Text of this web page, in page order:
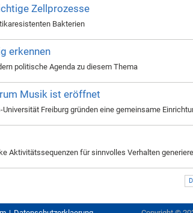
Zellprozesse
Bakterien
erkennen
politische Agenda zu diesem Thema
Musik ist eröffnet
Freiburg gründen eine gemeinsame
Aktivitätssequenzen für sinnvolles Verhalten